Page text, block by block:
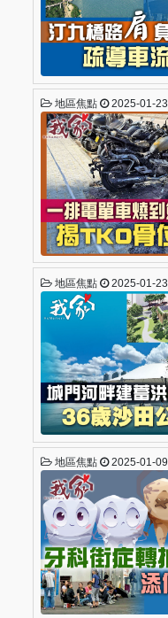
地區焦點 2025-01-23
地區焦點 2025-01-23
地區焦點 2025-01-09